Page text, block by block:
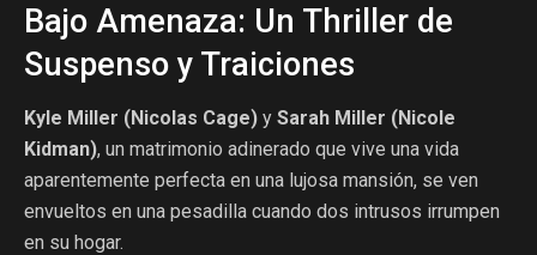
Bajo Amenaza: Un Thriller de
Suspenso y Traiciones
Kyle Miller (Nicolas Cage) y Sarah Miller (Nicole
Kidman), un matrimonio adinerado que vive una vida
aparentemente perfecta en una lujosa mansión, se ven
envueltos en una pesadilla cuando dos intrusos irrumpen
en su hogar.